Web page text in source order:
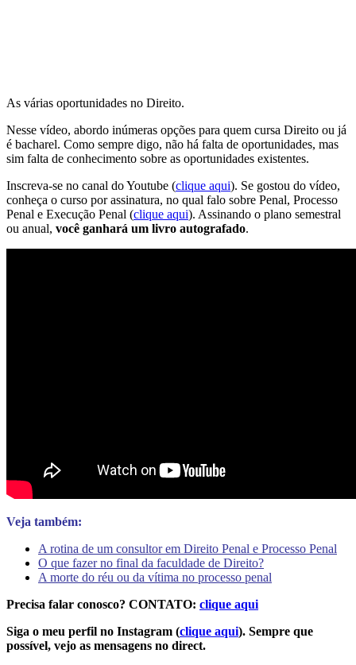
As várias oportunidades no Direito.
Nesse vídeo, abordo inúmeras opções para quem cursa Direito ou já
é bacharel. Como sempre digo, não há falta de oportunidades, mas
sim falta de conhecimento sobre as oportunidades existentes.
Inscreva-se no canal do Youtube (clique aqui). Se gostou do vídeo,
conheça o curso por assinatura, no qual falo sobre Penal, Processo
Penal e Execução Penal (clique aqui). Assinando o plano semestral
ou anual, você ganhará um livro autografado.
Veja também:
A rotina de um consultor em Direito Penal e Processo Penal
O que fazer no final da faculdade de Direito?
A morte do réu ou da vítima no processo penal
Precisa falar conosco? CONTATO: clique aqui
Siga o meu perfil no Instagram (clique aqui). Sempre que
possível, vejo as mensagens no direct.